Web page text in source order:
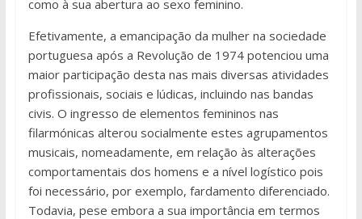
como à sua abertura ao sexo feminino.
Efetivamente, a emancipação da mulher na sociedade
portuguesa após a Revolução de 1974 potenciou uma
maior participação desta nas mais diversas atividades
profissionais, sociais e lúdicas, incluindo nas bandas
civis. O ingresso de elementos femininos nas
filarmónicas alterou socialmente estes agrupamentos
musicais, nomeadamente, em relação às alterações
comportamentais dos homens e a nível logístico pois
foi necessário, por exemplo, fardamento diferenciado.
Todavia, pese embora a sua importância em termos